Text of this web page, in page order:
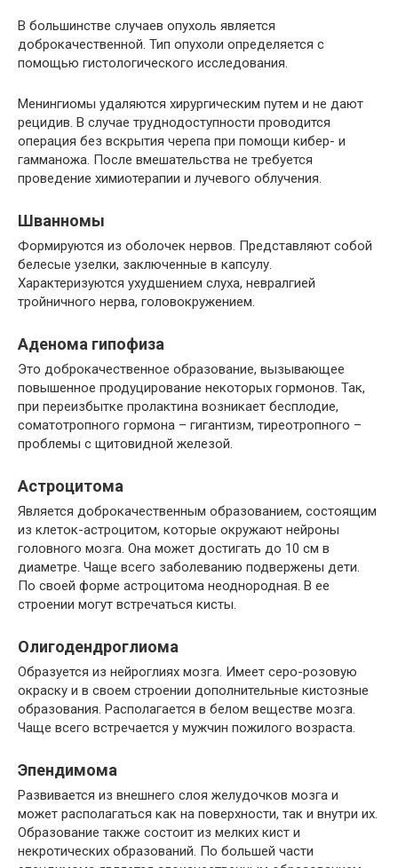
В большинстве случаев опухоль является
доброкачественной. Тип опухоли определяется с
помощью гистологического исследования.
Менингиомы удаляются хирургическим путем и не дают
рецидив. В случае труднодоступности проводится
операция без вскрытия черепа при помощи кибер- и
гамманожа. После вмешательства не требуется
проведение химиотерапии и лучевого облучения.
Шванномы
Формируются из оболочек нервов. Представляют собой
белесые узелки, заключенные в капсулу.
Характеризуются ухудшением слуха, невралгией
тройничного нерва, головокружением.
Аденома гипофиза
Это доброкачественное образование, вызывающее
повышенное продуцирование некоторых гормонов. Так,
при переизбытке пролактина возникает бесплодие,
соматотропного гормона – гигантизм, тиреотропного –
проблемы с щитовидной железой.
Астроцитома
Является доброкачественным образованием, состоящим
из клеток-астроцитом, которые окружают нейроны
головного мозга. Она может достигать до 10 см в
диаметре. Чаще всего заболеванию подвержены дети.
По своей форме астроцитома неоднородная. В ее
строении могут встречаться кисты.
Олигодендроглиома
Образуется из нейроглиях мозга. Имеет серо-розовую
окраску и в своем строении дополнительные кистозные
образования. Располагается в белом веществе мозга.
Чаще всего встречается у мужчин пожилого возраста.
Эпендимома
Развивается из внешнего слоя желудочков мозга и
может располагаться как на поверхности, так и внутри их.
Образование также состоит из мелких кист и
некротических образований. По большей части